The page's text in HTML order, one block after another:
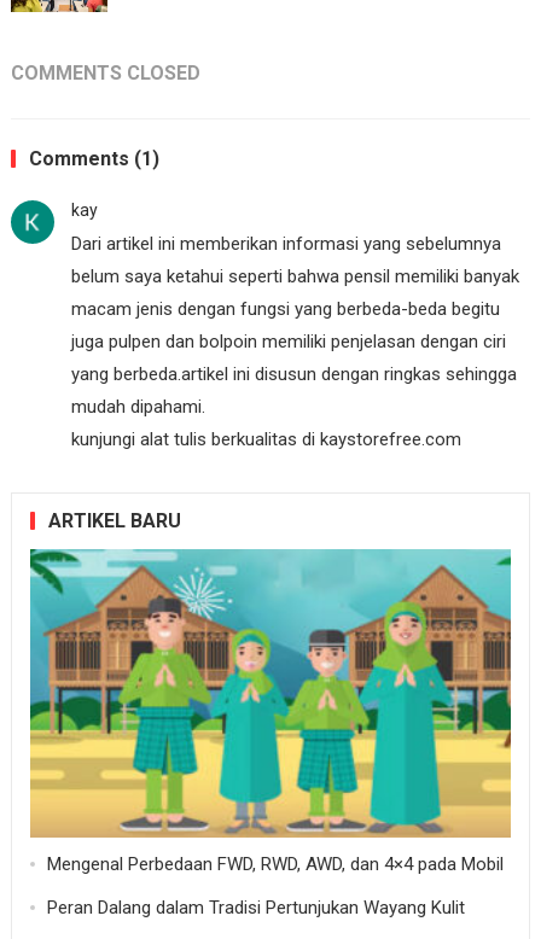
COMMENTS CLOSED
Comments (1)
kay
Dari artikel ini memberikan informasi yang sebelumnya
belum saya ketahui seperti bahwa pensil memiliki banyak
macam jenis dengan fungsi yang berbeda-beda begitu
juga pulpen dan bolpoin memiliki penjelasan dengan ciri
yang berbeda.artikel ini disusun dengan ringkas sehingga
mudah dipahami.
kunjungi alat tulis berkualitas di kaystorefree.com
ARTIKEL BARU
Mengenal Perbedaan FWD, RWD, AWD, dan 4×4 pada Mobil
Peran Dalang dalam Tradisi Pertunjukan Wayang Kulit